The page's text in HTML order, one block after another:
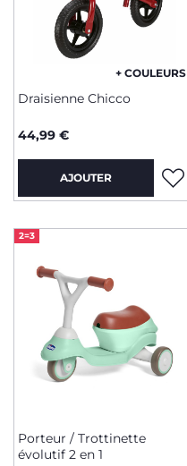
+ COULEURS
Draisienne Chicco
44,99 €
AJOUTER
2=3
Porteur / Trottinette
évolutif 2 en 1